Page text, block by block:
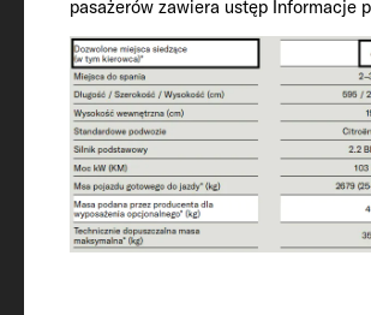
pasażerów zawiera ustęp Informacje
3500
Zwiększenie technicznie
masy maksymalnej
3650
Obciążenie przyczepy 12% z
bez hamulca